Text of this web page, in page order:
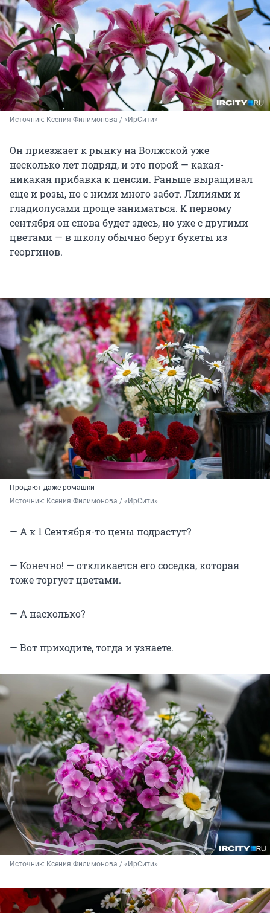
Источник: Ксения Филимонова / «ИрСити»
Он приезжает к рынку на Волжской уже
несколько лет подряд, и это порой — какая-
никакая прибавка к пенсии. Раньше выращивал
еще и розы, но с ними много забот. Лилиями и
гладиолусами проще заниматься. К первому
сентября он снова будет здесь, но уже с другими
цветами — в школу обычно берут букеты из
георгинов.
Продают даже ромашки
Источник: Ксения Филимонова / «ИрСити»
— А к 1 Сентября-то цены подрастут?
— Конечно! — откликается его соседка, которая
тоже торгует цветами.
— А насколько?
— Вот приходите, тогда и узнаете.
Источник: Ксения Филимонова / «ИрСити»